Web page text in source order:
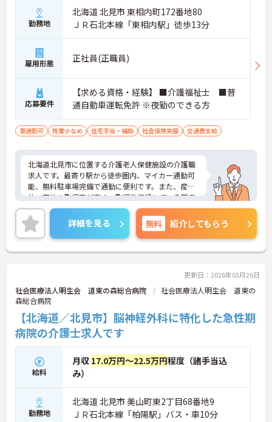
勤務地
北海道 北見市 東相内町172番地80
ＪＲ石北本線「東相内駅」徒歩13分
雇用形態 正社員(正職員)
応募要件
【求める資格・経験】 ■介護福祉士 ■普
通自動車運転免許 ※夜勤のできる方
車通勤可 残業少なめ 住宅手当・補助 社会保険完備 交通費支給
北海道北見市に位置する介護老人保健施設の介護職
求人です。最寄り駅から徒歩圏内、マイカー通勤可
能、無料駐車場完備で通勤に便利です。また、産
休・育休の取得率が高く、取得後復帰している職員
の方がほとんどなので、働くお母さんへの理解があ
ります。年収が350万～400万円程度と高めな点も魅
力です。
ご興味ある方には、面接対策ポイントなど、さらに
詳細をお話しいたしますのでお気軽にご相談くださ
詳細を見る 無料 紹介してもらう
更新日：2026年03月26日
社会医療法人明生会 道東の森総合病院
社会医療法人明生会 道東の
森総合病院
【北海道／北見市】脳神経外科に特化した急性期
病院の介護士求人です
給料
月収 17.0万円～22.5万円程度（諸手当込
み）
勤務地
北海道 北見市 美山町東2丁目68番地9
ＪＲ石北本線「柏陽駅」バス・車10分